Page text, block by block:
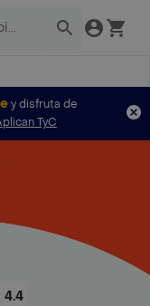
y disfruta de
TyC
4.4